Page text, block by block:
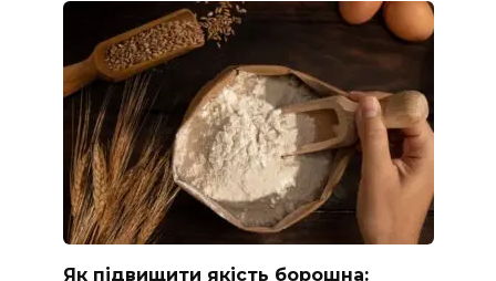
Як підвищити якість борошна: